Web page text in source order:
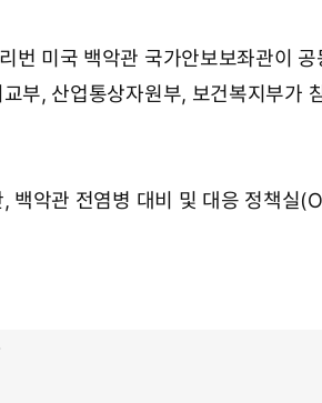
번 미국 백악관 국가안보보좌관이 공
부, 산업통상자원부, 보건복지부가
백악관 전염병 대비 및 대응 정책실